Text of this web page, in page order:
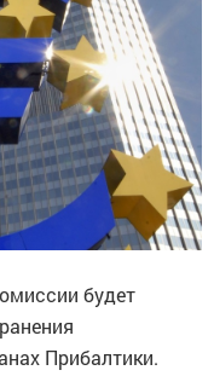
будет
Прибалтики.